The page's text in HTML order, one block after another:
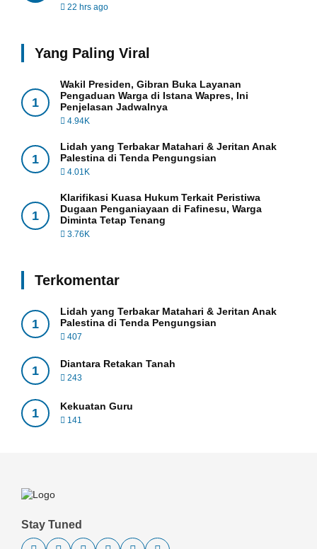
22 hrs ago
Yang Paling Viral
1
Wakil Presiden, Gibran Buka Layanan
Pengaduan Warga di Istana Wapres, Ini
Penjelasan Jadwalnya
4.94K
1
Lidah yang Terbakar Matahari & Jeritan Anak
Palestina di Tenda Pengungsian
4.01K
1
Klarifikasi Kuasa Hukum Terkait Peristiwa
Dugaan Penganiayaan di Fafinesu, Warga
Diminta Tetap Tenang
3.76K
Terkomentar
1
Lidah yang Terbakar Matahari & Jeritan Anak
Palestina di Tenda Pengungsian
407
1 Diantara Retakan Tanah
243
1 Kekuatan Guru
141
Stay Tuned